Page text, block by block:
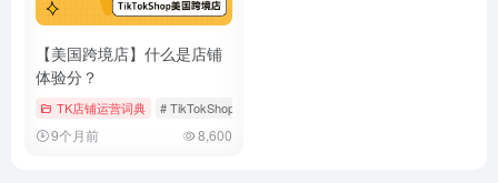
【美国跨境店】什么是店铺
体验分？
TK店铺运营词典 # TikTokShop
9个月前 8,600